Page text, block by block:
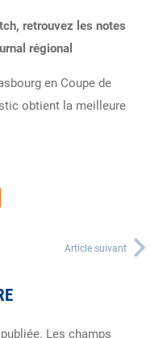
retrouvez les notes
régional
en Coupe de
obtient la meilleure
Article suivant
Les champs